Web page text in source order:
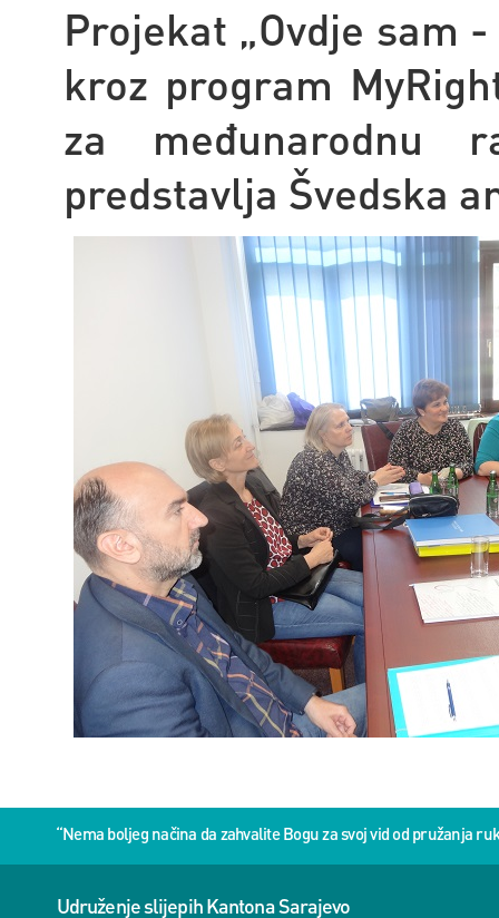
Projekat „Ovdje sam
kroz program
za međunarodnu
predstavlja Švedska
“Nema boljeg načina da zahvalite Bogu za svoj vid od pružanja
Udruženje slijepih Kantona Sarajevo